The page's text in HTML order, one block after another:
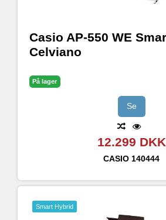
Casio AP-550 WE
Celviano
På lager
Se
12.299 DKK
CASIO 140444
Smart Hybrid